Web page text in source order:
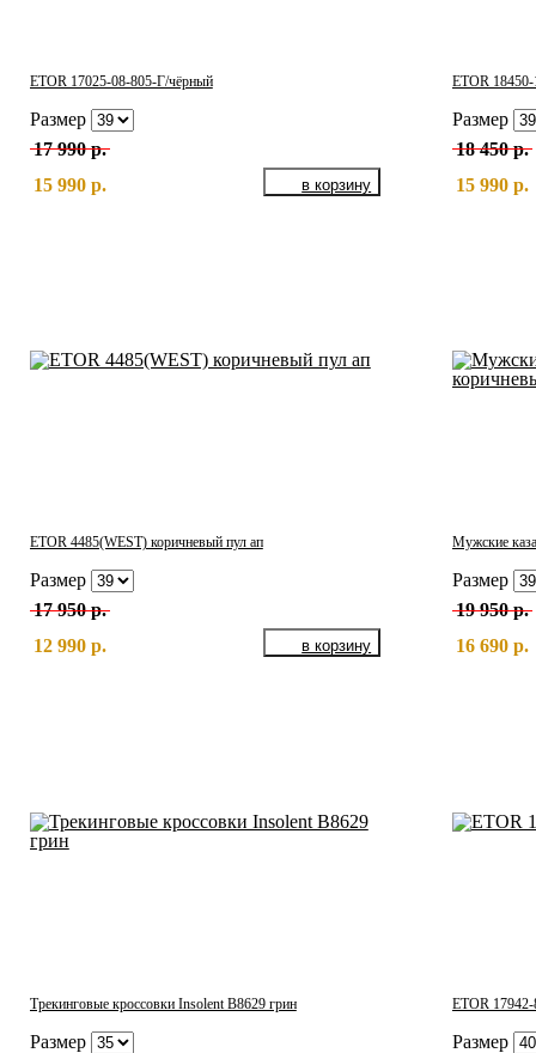
ETOR 17025-08-805-Г/чёрный
Размер
17 990 р.
15 990 р.
ETOR 18450-
Размер
18 450 р.
15 990 р.
ETOR 4485(WEST) коричневый пул ап
Размер
17 950 р.
12 990 р.
Мужские
Размер
19 950 р.
16 690 р.
Трекинговые кроссовки Insolent B8629 грин
Размер
ETOR
Размер